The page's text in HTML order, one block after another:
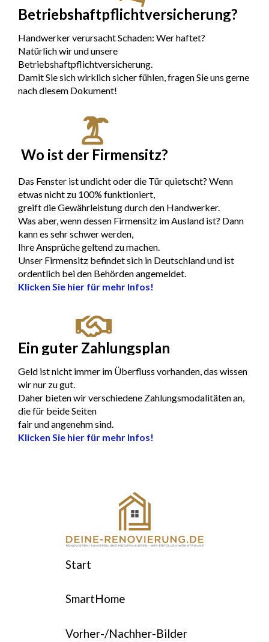
Betriebshaftpflichtversicherung?
Handwerker verursacht Schaden: Wer haftet?
Natürlich wir und unsere
Betriebshaftpflichtversicherung.
Damit Sie sich wirklich sicher fühlen, fragen Sie uns gerne
nach diesem Dokument!
Wo ist der Firmensitz?
Das Fenster ist undicht oder die Tür quietscht? Wenn
etwas nicht zu 100% funktioniert,
greift die Gewährleistung durch den Handwerker.
Was aber, wenn dessen Firmensitz im Ausland ist? Dann
kann es sehr schwer werden,
Ihre Ansprüche geltend zu machen.
Unser Firmensitz befindet sich in Deutschland und ist
ordentlich bei den Behörden angemeldet.
Klicken Sie hier für mehr Infos!
Ein guter Zahlungsplan
Geld ist nicht immer im Überfluss vorhanden, das wissen
wir nur zu gut.
Daher bieten wir verschiedene Zahlungsmodalitäten an,
die für beide Seiten
fair und angenehm sind.
Klicken Sie hier für mehr Infos!
Start
SmartHome
Vorher-/Nachher-Bilder